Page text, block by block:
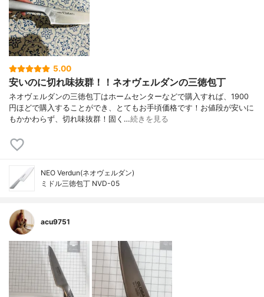
5.00
安いのに切れ味抜群！！ネオヴェルダンの三徳包丁
ネオヴェルダンの三徳包丁はホームセンターなどで購入すれば、1900
円ほどで購入することができ、とてもお手頃価格です！お値段が安いに
もかかわらず、切れ味抜群！固く…続きを見る
NEO Verdun(ネオヴェルダン)
ミドル三徳包丁 NVD-05
acu9751